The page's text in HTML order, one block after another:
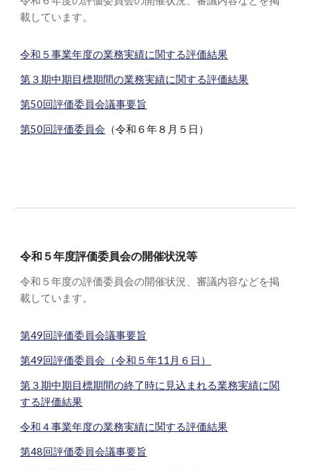
載しています。
令和５事業年度の業務実績に関する評価結果
第３期中期目標期間の業務実績に関する評価結果
第50回評価委員会議事要旨
第50回評価委員会 （令和６年８月５日）
令和 ５年度評価委員会の開催状況等
令和 ５年度の評価委員会の開催状況、審議内容などを掲
載しています。
第49回評価委員会議事要旨
第49回評価委員会（令和５年11月６日）
第３期中期目標期間の終了時に見込まれる業務実績に関
する評価結果
令和４事業年度の業務実績に関する評価結果
第48回評価委員会議事要旨